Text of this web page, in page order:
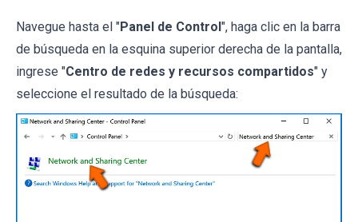
Navegue hasta el "Panel de Control", haga clic en la barra
de búsqueda en la esquina superior derecha de la pantalla,
ingrese "Centro de redes y recursos compartidos" y
seleccione el resultado de la búsqueda: